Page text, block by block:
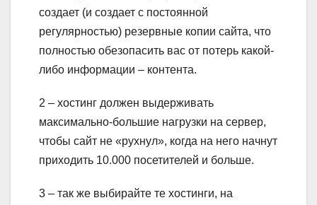
создает (и создает с постоянной
регулярностью) резервные копии сайта, что
полностью обезопасить вас от потерь какой-
либо информации – контента.
2 – хостинг должен выдерживать
максимально-большие нагрузки на сервер,
чтобы сайт не «рухнул», когда на него начнут
приходить 10.000 посетителей и больше.
3 – так же выбирайте те хостинги, на